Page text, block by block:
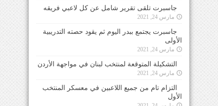
جاسبرت تلقى تقرير شامل عن كل لاعبي فريقه
مارس 24, 2021
جاسبرت يجتمع ببدر اليوم ثم يقود حصته التدريبية
الأولى
مارس 24, 2021
التشكيلة المتوقعة لمنتخب لبنان في مواجهة الأردن
مارس 24, 2021
التزام تام من جميع اللاعبين في معسكر المنتخب
الأول